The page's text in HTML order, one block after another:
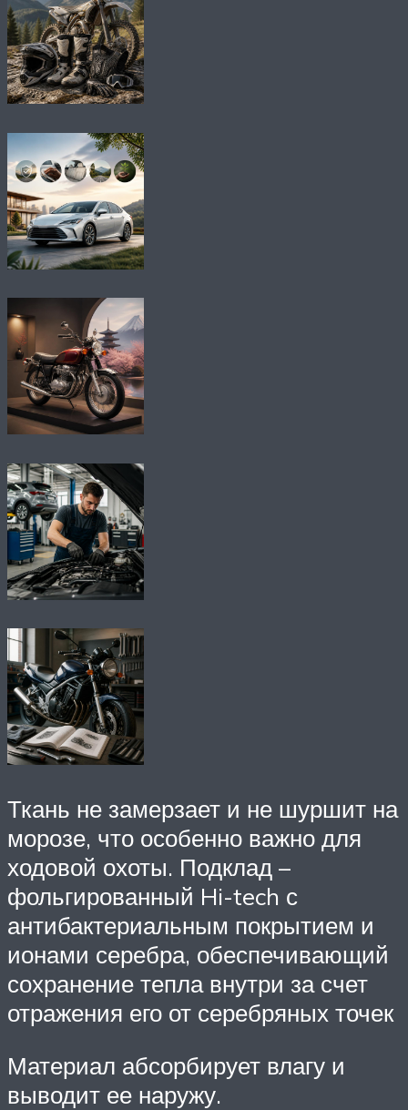
Ткань не замерзает и не шуршит на
морозе, что особенно важно для
ходовой охоты. Подклад –
фольгированный Hi-tech с
антибактериальным покрытием и
ионами серебра, обеспечивающий
сохранение тепла внутри за счет
отражения его от серебряных точек
Материал абсорбирует влагу и
выводит ее наружу.